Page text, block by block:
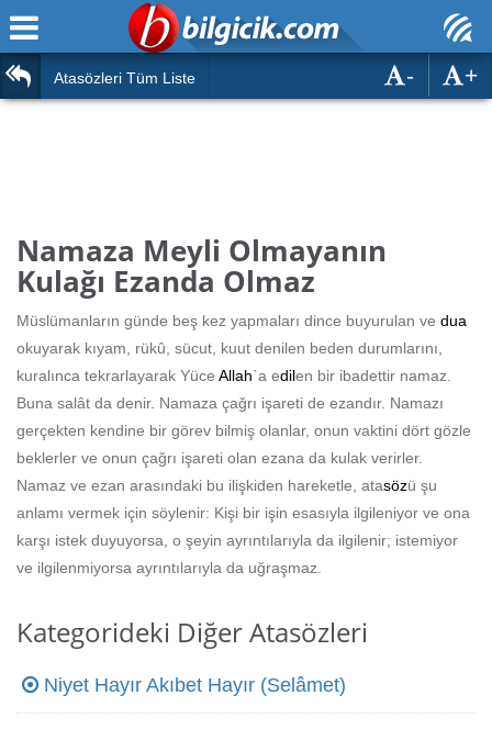
Ana Sayfa
Türk Tarihi & Kültürü
Eğitim
Diğer
Duvar Yazıları
Hızlı Okuma Testi
Hesaplamalar
Oyun
Eğitim Haberleri
Atasözleri Tüm Liste +
-
Namaza Meyli Olmayanın
Kulağı Ezanda Olmaz
Müslümanların günde beş kez yapmaları dince buyurulan ve dua
okuyarak kıyam, rükû, sücut, kuut denilen beden durumlarını,
kuralınca tekrarlayarak Yüce Allah`a edilen bir ibadettir namaz.
Buna salât da denir. Namaza çağrı işareti de ezandır. Namazı
gerçekten kendine bir görev bilmiş olanlar, onun vaktini dört gözle
beklerler ve onun çağrı işareti olan ezana da kulak verirler.
Namaz ve ezan arasındaki bu ilişkiden hareketle, atasözü şu
anlamı vermek için söylenir: Kişi bir işin esasıyla ilgileniyor ve ona
karşı istek duyuyorsa, o şeyin ayrıntılarıyla da ilgilenir; istemiyor
ve ilgilenmiyorsa ayrıntılarıyla da uğraşmaz.
Kategorideki Diğer Atasözleri
Niyet Hayır Akıbet Hayır (Selâmet)